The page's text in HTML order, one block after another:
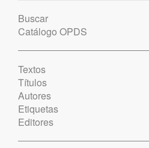
Buscar
Catálogo OPDS
Textos
Títulos
Autores
Etiquetas
Editores